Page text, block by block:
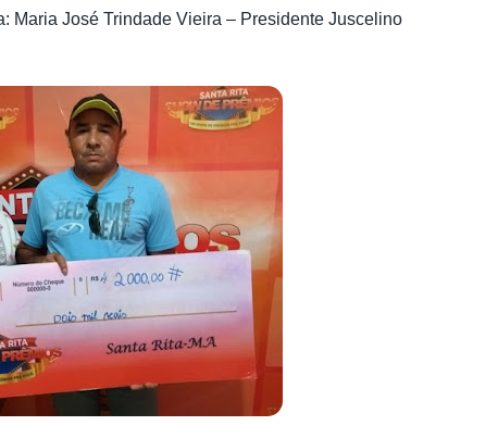
Maria José Trindade Vieira – Presidente Juscelino